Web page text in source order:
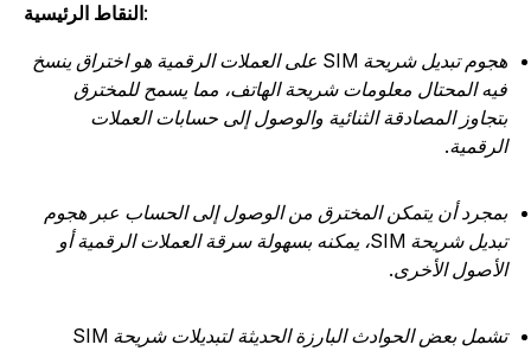
النقاط الرئيسية
هجوم تبديل شريحة SIM على العملات الرقمية هو اختراق ينسخ
المحتال معلومات شريحة الهاتف، مما يسمح للمخترق
المصادقة الثنائية والوصول إلى حسابات العملات
أن يتمكن المخترق من الوصول إلى الحساب عبر هجوم
تبديل شريحة SIM، يمكنه بسهولة سرقة العملات الرقمية أو
الأخرى.
تشمل بعض الحوادث البارزة الحديثة لتبديلات شريحة SIM